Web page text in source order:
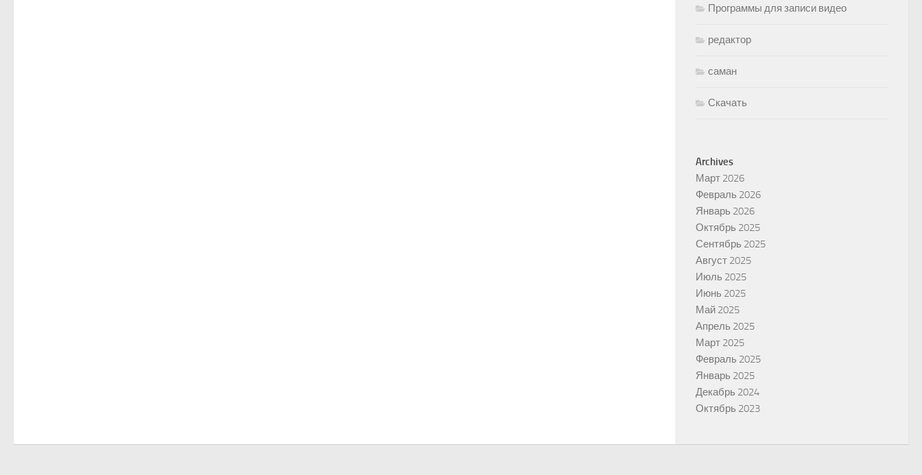
Программы для записи видео
редактор
саман
Скачать
Archives
Март 2026
Февраль 2026
Январь 2026
Октябрь 2025
Сентябрь 2025
Август 2025
Июль 2025
Июнь 2025
Май 2025
Апрель 2025
Март 2025
Февраль 2025
Январь 2025
Декабрь 2024
Октябрь 2023